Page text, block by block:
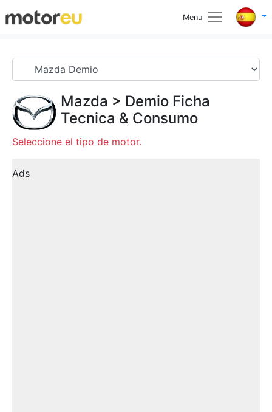
Menu
Mazda > Demio Ficha
Tecnica & Consumo
Seleccione el tipo de motor.
Ads